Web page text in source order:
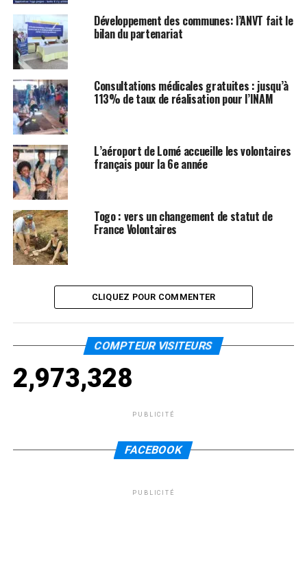
Développement des communes: l’ANVT fait le
bilan du partenariat
Consultations médicales gratuites : jusqu’à
113% de taux de réalisation pour l’INAM
L’aéroport de Lomé accueille les volontaires
français pour la 6e année
Togo : vers un changement de statut de
France Volontaires
CLIQUEZ POUR COMMENTER
COMPTEUR VISITEURS
2,973,328
PUBLICITÉ
FACEBOOK
PUBLICITÉ